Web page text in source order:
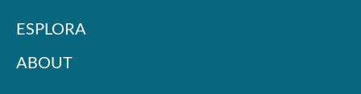
ESPLORA
ABOUT